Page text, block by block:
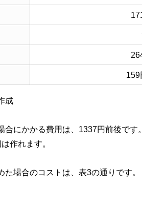
159
成
合にかかる費用は、1337円前後で
作れます。
場合のコストは、表3の通りです。